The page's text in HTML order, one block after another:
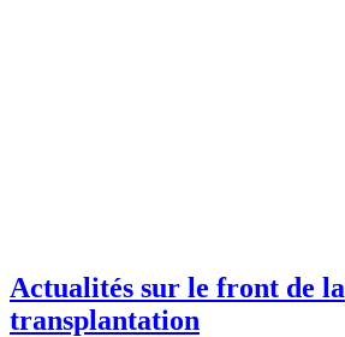
Actualités sur le front de la
transplantation